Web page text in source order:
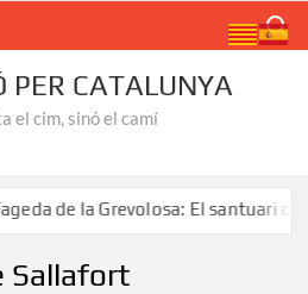
PER CATALUNYA
el cim, sinó el camí
de la Grevolosa: El santuari dels
Sallafort